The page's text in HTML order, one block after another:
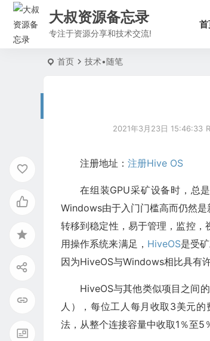
大叔资源备忘录
专注于资源分享和技术交流!
首页 技术•随笔
2021年3月23日 15:46:33
注册地址： 注册Hive OS
在组装GPU采矿设备时，总
Windows由于入门门槛高而仍然
转移到稳定性，易于管理，监控
用操作系统来满足， HiveOS是受
因为HiveOS与Windows相比具有
HiveOS与其他类似项目之间
人），每位工人每月收取3美元
法，从整个连接容量中收取1％至5